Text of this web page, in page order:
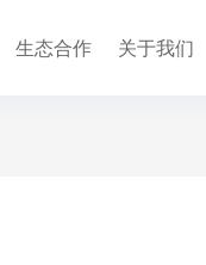
生态合作 关于我们